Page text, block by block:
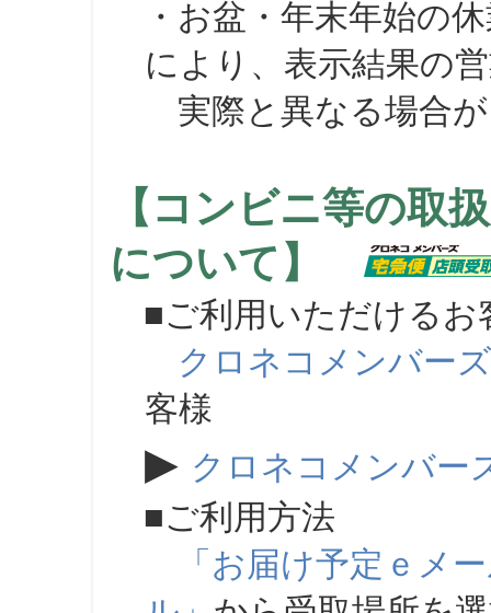
・お盆・年末年始の
により、表示結果の
実際と異なる場合が
【コンビニ等の取
について】
■ご利用いただけるお
クロネコメンバーズ
客様
▶ クロネコメンバー
■ご利用方法
「お届け予定ｅメ